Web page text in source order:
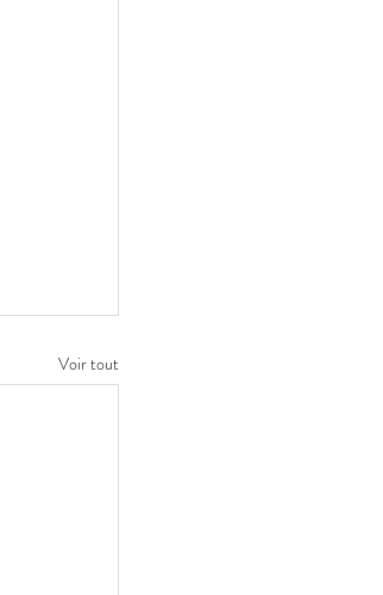
Voir tout